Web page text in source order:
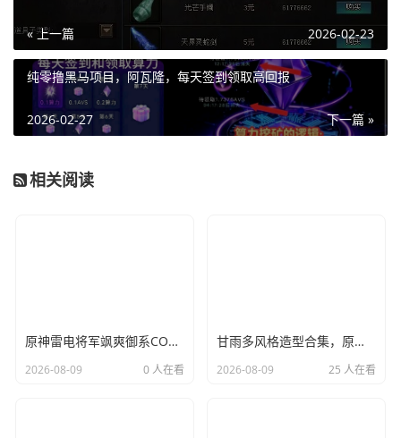
« 上一篇 2026-02-23
纯零撸黑马项目，阿瓦隆，每天签到领取高回报
下一篇 »
2026-02-27
相关阅读
原神雷电将军飒爽御系COS，霸气雷神角色完美复刻
2026-08-09 0 人在看
甘雨多风格造型合集，原神高人气经典角色汇总
2026-08-09 25 人在看